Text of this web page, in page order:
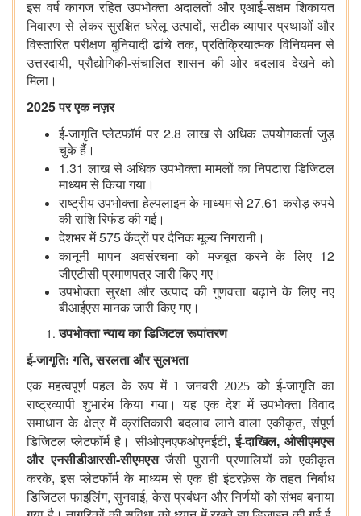
इस वर्ष कागज रहित उपभोक्ता अदालतों और एआई-सक्षम शिकायत
निवारण से लेकर सुरक्षित घरेलू उत्पादों,सटीक व्यापार प्रथाओं और
विस्तारित परीक्षण बुनियादी ढांचे तक,प्रतिक्रियात्मक विनियमन से
उत्तरदायी,प्रौद्योगिकी-संचालित शासन की ओर बदलाव देखने को
मिला।
2025पर एक नज़र
ई-जागृति प्लेटफॉर्म पर2.8लाख से अधिक उपयोगकर्ता जुड़
चुके हैं।
1.31लाख से अधिक उपभोक्ता मामलों का निपटारा डिजिटल
माध्यम से किया गया।
राष्ट्रीय उपभोक्ता हेल्पलाइन के माध्यम से27.61करोड़ रुपये
की राशि रिफंड की गई।
देशभर में575केंद्रों पर दैनिक मूल्य निगरानी।
कानूनी मापन अवसंरचना को मजबूत करने के लिए 12
जीएटीसी प्रमाणपत्र जारी किए गए।
उपभोक्ता सुरक्षा और उत्पाद की गुणवत्ता बढ़ाने के लिए नए
बीआईएस मानक जारी किए गए।
उपभोक्ता न्याय का डिजिटल रूपांतरण
ई-जागृति: गति,सरलता और सुलभता
एक महत्वपूर्ण पहल के रूप में 1 जनवरी 2025 को ई-जागृति का
राष्ट्रव्यापी शुभारंभ किया गया।
यह एक देश में उपभोक्ता विवाद
समाधान के क्षेत्र में क्रांतिकारी बदलाव लाने वाला एकीकृत,संपूर्ण
डिजिटल प्लेटफॉर्म है। सीओएनएफओएनईटी,ई-दाखिल,ओसीएमएस
और एनसीडीआरसी-सीएमएस जैसी पुरानी प्रणालियों को एकीकृत
करके,इस प्लेटफॉर्म के माध्यम से एक ही इंटरफ़ेस के तहत निर्बाध
डिजिटल फाइलिंग,सुनवाई,केस प्रबंधन और निर्णयों को संभव बनाया